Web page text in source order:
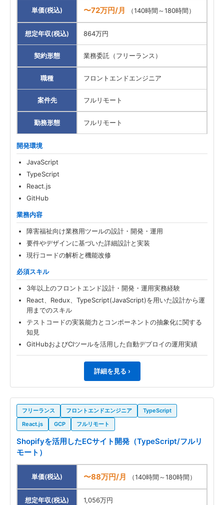
単価(税込) 〜72万円/月 （140時間～180時間）
想定年収(税込) 864万円
契約形態 業務委託（フリーランス）
職種 フロントエンドエンジニア
案件先 フルリモート
勤務形態 フルリモート
開発環境
JavaScript
TypeScript
React.js
GitHub
業務内容
障害福祉向け業務用ツールの設計・開発・運用
要件やデザインに基づいた詳細設計と実装
現行コードの解析と機能改修
必須スキル
3年以上のフロントエンド設計・開発・運用実務経験
React、Redux、TypeScript(JavaScript)を用いた設計から運
用までのスキル
テストコードの実装能力とコンポーネントの抽象化に関する
知見
GitHubおよびCIツールを活用した自動デプロイの運用実績
詳細を見る ›
フリーランス フロントエンドエンジニア
TypeScript
React.js
GCP フルリモート
Shopifyを活用したECサイト開発（TypeScript/フルリ
モート）
単価(税込) 〜88万円/月 （140時間～180時間）
想定年収(税込) 1,056万円